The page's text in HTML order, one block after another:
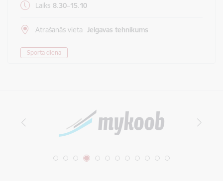
Laiks 8.30–15.10
Atrašanās vieta Jelgavas tehnikums
Sporta diena